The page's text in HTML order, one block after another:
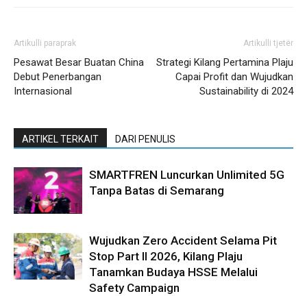
Artikulli paraprak
Pesawat Besar Buatan China
Debut Penerbangan
Internasional
Artikulli tjetër
Strategi Kilang Pertamina Plaju
Capai Profit dan Wujudkan
Sustainability di 2024
ARTIKEL TERKAIT DARI PENULIS
SMARTFREN Luncurkan Unlimited 5G
Tanpa Batas di Semarang
Wujudkan Zero Accident Selama Pit
Stop Part II 2026, Kilang Plaju
Tanamkan Budaya HSSE Melalui
Safety Campaign